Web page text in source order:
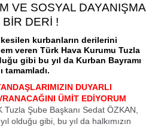
VE SOSYAL DAYANIŞMA
BİR DERİ !
kesilen kurbanların derilerini
veren Türk Hava Kurumu Tuzla
gibi bu yıl da Kurban Bayramı
tamamladı.
DUYARLI
ÜMİT EDİYORUM
Tuzla Şube Başkanı Sedat ÖZKAN,
olduğu gibi, bu yıl da halkımızın